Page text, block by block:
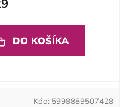
DO KOŠÍKA
Kód: 5998889507428